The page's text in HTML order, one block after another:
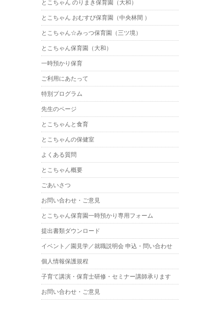
とこちゃん のりまき保育園（大和）
とこちゃん おむすび保育園（中央林間 ）
とこちゃん☆みっつ保育園（三ツ境）
とこちゃん保育園（大和）
一時預かり保育
ご利用にあたって
特別プログラム
先生のページ
とこちゃんと食育
とこちゃんの保健室
よくある質問
とこちゃん概要
ごあいさつ
お問い合わせ・ご意見
とこちゃん保育園一時預かり専用フォーム
提出書類ダウンロード
イベント／園見学／就職説明会 申込・問い合わせ
個人情報保護規程
子育て講演・保育士研修・セミナー講師承ります
お問い合わせ・ご意見